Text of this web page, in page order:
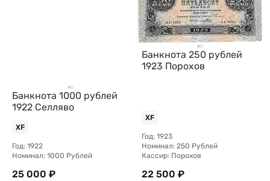
Банкнота 1000 рублей
1922 Селляво
XF
Год: 1922
Номинал: 1000 Рублей
25 000 ₽
Банкнота 250 рублей
1923 Порохов
XF
Год: 1923
Номинал: 250 Рублей
Кассир: Порохов
22 500 ₽